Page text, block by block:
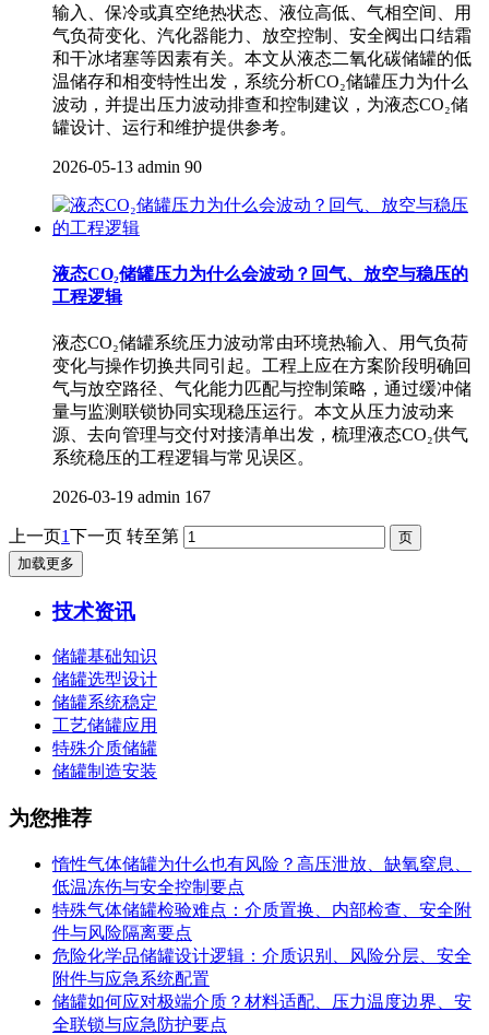
输入、保冷或真空绝热状态、液位高低、气相空间、用
气负荷变化、汽化器能力、放空控制、安全阀出口结霜
和干冰堵塞等因素有关。本文从液态二氧化碳储罐的低
温储存和相变特性出发，系统分析CO₂储罐压力为什么
波动，并提出压力波动排查和控制建议，为液态CO₂储
罐设计、运行和维护提供参考。
2026-05-13 admin 90
液态CO₂储罐压力为什么会波动？回气、放空与稳压的
工程逻辑
液态CO₂储罐系统压力波动常由环境热输入、用气负荷
变化与操作切换共同引起。工程上应在方案阶段明确回
气与放空路径、气化能力匹配与控制策略，通过缓冲储
量与监测联锁协同实现稳压运行。本文从压力波动来
源、去向管理与交付对接清单出发，梳理液态CO₂供气
系统稳压的工程逻辑与常见误区。
2026-03-19 admin 167
上一页1下一页 转至第
加载更多
技术资讯
储罐基础知识
储罐选型设计
储罐系统稳定
工艺储罐应用
特殊介质储罐
储罐制造安装
为您推荐
惰性气体储罐为什么也有风险？高压泄放、缺氧窒息、
低温冻伤与安全控制要点
特殊气体储罐检验难点：介质置换、内部检查、安全附
件与风险隔离要点
危险化学品储罐设计逻辑：介质识别、风险分层、安全
附件与应急系统配置
储罐如何应对极端介质？材料适配、压力温度边界、安
全联锁与应急防护要点